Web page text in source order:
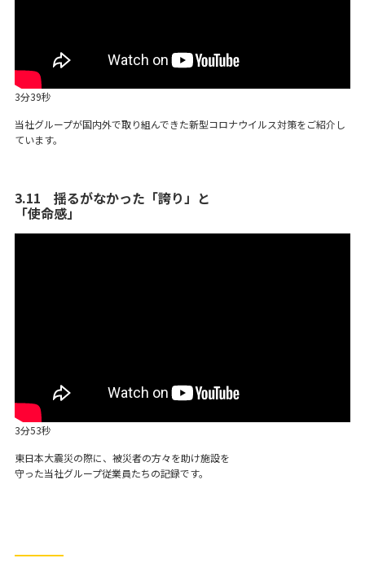
3分39秒
当社グループが国内外で取り組んできた新型コロナウイルス対策をご紹介し
ています。
3.11 揺るがなかった「誇り」と
「使命感」
3分53秒
東日本大震災の際に、被災者の方々を助け施設を
守った当社グループ従業員たちの記録です。